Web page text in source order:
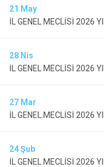
21 May
İL GENEL MECLİSİ 2026
28 Nis
İL GENEL MECLİSİ 2026
27 Mar
İL GENEL MECLİSİ 2026
24Şub
İL GENEL MECLİSİ 2026